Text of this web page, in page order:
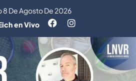
8 De Agosto De 2026
en Vivo